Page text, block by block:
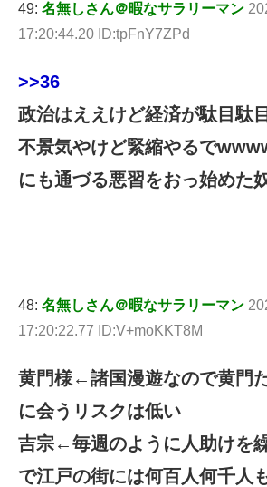
49: 名無しさん＠暇なサラリーマン
17:20:44.20 ID:tpFnY7ZPd
>>36
政治はええけど経済が駄目駄
不景気やけど緊縮やるで
にも通づる悪習をおっ始めた
48: 名無しさん＠暇なサラリーマン
17:20:22.77 ID:V+moKKT8M
黄門様←諸国漫遊なので黄門
に会うリスクは低い
吉宗←毎週のように人助けを
で江戸の街には何百人何千人